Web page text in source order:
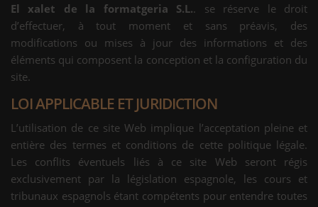
El xalet de la formatgeria S.L.. se réserve le droit
d’effectuer, à tout moment et sans préavis, des
modifications ou mises à jour des informations et des
éléments qui composent la conception et la configuration du
site.
LOI APPLICABLE ET JURIDICTION
L’utilisation de ce site Web implique l’acceptation pleine et
entière des termes et conditions de cette politique légale.
Les conflits éventuels liés à ce site Web seront régis
exclusivement par la législation espagnole, les cours et
tribunaux espagnols étant compétents pour entendre toutes